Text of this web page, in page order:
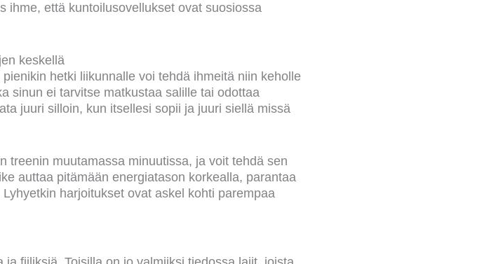
ihme, että kuntoilusovellukset ovat suosiossa
keskellä
hetki liikunnalle voi tehdä ihmeitä niin keholle
sinun ei tarvitse matkustaa salille tai odottaa
juuri silloin, kun itsellesi sopii ja juuri siellä missä
treenin muutamassa minuutissa, ja voit tehdä sen
auttaa pitämään energiatason korkealla, parantaa
harjoitukset ovat askel kohti parempaa